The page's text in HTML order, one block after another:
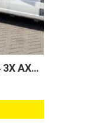
SYSTEM TRAILER LPRS24 LPRS24 3X AXLES STEERING + HEAVY DUTY + SAF AXLE